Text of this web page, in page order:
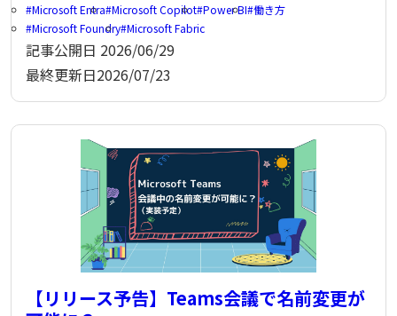
Microsoft Entra Microsoft Copilot Power BI 働き方
Microsoft Foundry Microsoft Fabric
記事公開日 2026/06/29
最終更新日2026/07/23
【リリース予告】Teams会議で名前変更が